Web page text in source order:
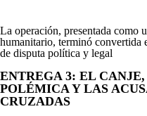
La operación, presentada como
humanitario, terminó convertida
de disputa política y legal
ENTREGA 3: EL
POLÉMICA Y LAS
CRUZADAS